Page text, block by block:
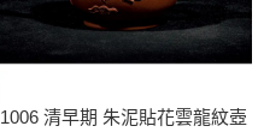
1006 清早期 朱泥貼花雲龍紋壺